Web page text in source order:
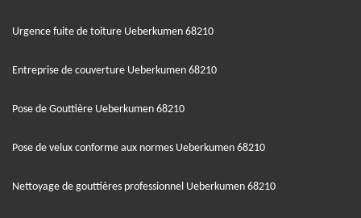
Urgence fuite de toiture Ueberkumen 68210
Entreprise de couverture Ueberkumen 68210
Pose de Gouttière Ueberkumen 68210
Pose de velux conforme aux normes Ueberkumen 68210
Nettoyage de gouttières professionnel Ueberkumen 68210